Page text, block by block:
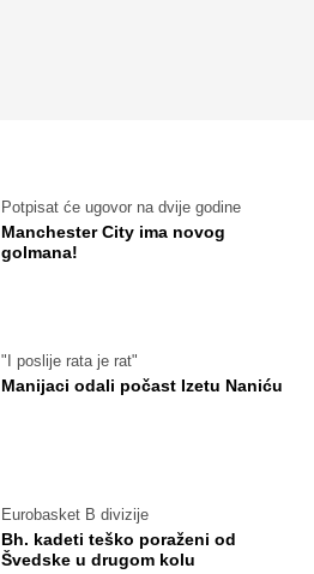
Potpisat će ugovor na dvije godine
Manchester City ima novog
golmana!
"I poslije rata je rat"
Manijaci odali počast Izetu Naniću
Eurobasket B divizije
Bh. kadeti teško poraženi od
Švedske u drugom kolu